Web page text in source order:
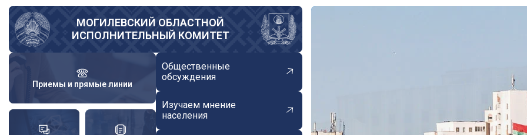
Перейти
основному
содержанию
МОГИЛЕВСКИЙ ОБЛАСТНОЙ
ИСПОЛНИТЕЛЬНЫЙ КОМИТЕТ
Приемы и прямые линии
Общественные
обсуждения
Изучаем мнение
населения